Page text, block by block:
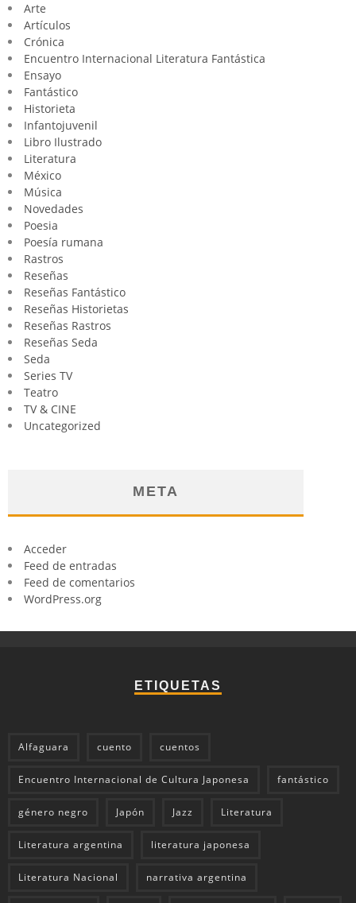
Arte
Artículos
Crónica
Encuentro Internacional Literatura Fantástica
Ensayo
Fantástico
Historieta
Infantojuvenil
Libro Ilustrado
Literatura
México
Música
Novedades
Poesia
Poesía rumana
Rastros
Reseñas
Reseñas Fantástico
Reseñas Historietas
Reseñas Rastros
Reseñas Seda
Seda
Series TV
Teatro
TV & CINE
Uncategorized
META
Acceder
Feed de entradas
Feed de comentarios
WordPress.org
ETIQUETAS
Alfaguara cuento cuentos
Encuentro Internacional de Cultura Japonesa fantástico
género negro Japón Jazz Literatura
Literatura argentina literatura japonesa
Literatura Nacional narrativa argentina